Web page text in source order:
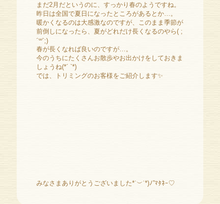
まだ2月だというのに、すっかり春のようですね。
昨日は全国で夏日になったところがあるとか…。
暖かくなるのは大感激なのですが、このまま季節が
前倒しになったら、夏がどれだけ長くなるのやら( ;
´꒳`;)
春が長くなれば良いのですが…。
今のうちにたくさんお散歩やお出かけをしておきま
しょうね(*´ `*)
では、トリミングのお客様をご紹介します✨️
みなさまありがとうございました*˙︶˙*)ﾉ”ﾏﾀﾈｰ♡